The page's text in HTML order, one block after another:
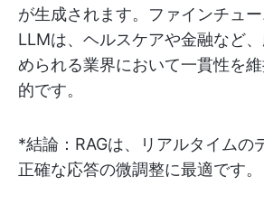
が生成されます。ファインチュ
LLMは、ヘルスケアや金融など
められる業界において一貫性を
的です。
*結論：RAGは、リアルタイムの
正確な応答の微調整に最適です。